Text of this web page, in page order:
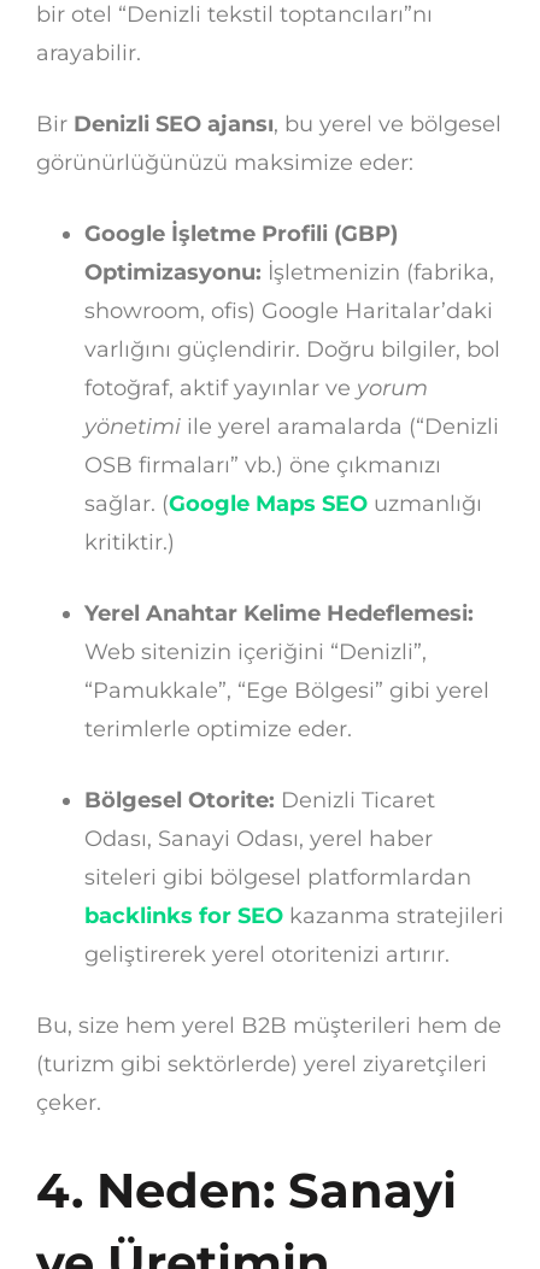
bir otel “Denizli tekstil toptancıları”nı
arayabilir.
Bir Denizli SEO ajansı, bu yerel ve bölgesel
görünürlüğünüzü maksimize eder:
Google İşletme Profili (GBP)
Optimizasyonu: İşletmenizin (fabrika,
showroom, ofis) Google Haritalar’daki
varlığını güçlendirir. Doğru bilgiler, bol
fotoğraf, aktif yayınlar ve yorum
yönetimi ile yerel aramalarda (“Denizli
OSB firmaları” vb.) öne çıkmanızı
sağlar. (Google Maps SEO uzmanlığı
kritiktir.)
Yerel Anahtar Kelime Hedeflemesi:
Web sitenizin içeriğini “Denizli”,
“Pamukkale”, “Ege Bölgesi” gibi yerel
terimlerle optimize eder.
Bölgesel Otorite: Denizli Ticaret
Odası, Sanayi Odası, yerel haber
siteleri gibi bölgesel platformlardan
backlinks for SEO kazanma stratejileri
geliştirerek yerel otoritenizi artırır.
Bu, size hem yerel B2B müşterileri hem de
(turizm gibi sektörlerde) yerel ziyaretçileri
çeker.
4. Neden: Sanayi